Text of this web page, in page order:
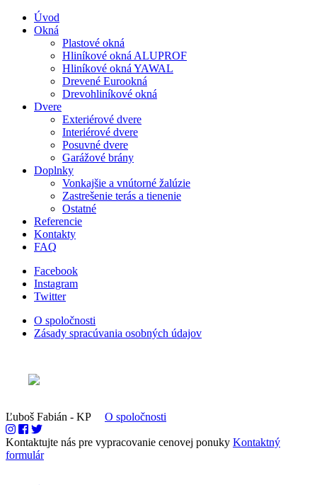
Úvod
Okná
Plastové okná
Hliníkové okná ALUPROF
Hliníkové okná YAWAL
Drevené Eurookná
Drevohliníkové okná
Dvere
Exteriérové dvere
Interiérové dvere
Posuvné dvere
Garážové brány
Doplnky
Vonkajšie a vnútorné žalúzie
Zastrešenie terás a tienenie
Ostatné
Referencie
Kontakty
FAQ
Facebook
Instagram
Twitter
O spoločnosti
Zásady spracúvania osobných údajov
Ľuboš Fabián - KP O spoločnosti
Kontaktujte nás pre vypracovanie cenovej ponuky Kontaktný
formulár